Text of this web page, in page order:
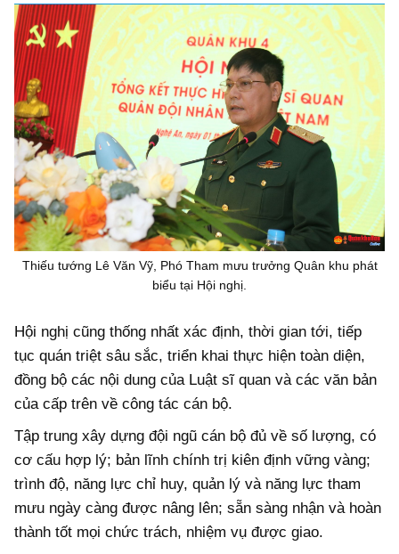
Thiếu tướng Lê Văn Vỹ, Phó Tham mưu trưởng Quân khu phát
biểu tại Hội nghị.
Hội nghị cũng thống nhất xác định, thời gian tới, tiếp
tục quán triệt sâu sắc, triển khai thực hiện toàn diện,
đồng bộ các nội dung của Luật sĩ quan và các văn bản
của cấp trên về công tác cán bộ.
Tập trung xây dựng đội ngũ cán bộ đủ về số lượng, có
cơ cấu hợp lý; bản lĩnh chính trị kiên định vững vàng;
trình độ, năng lực chỉ huy, quản lý và năng lực tham
mưu ngày càng được nâng lên; sẵn sàng nhận và hoàn
thành tốt mọi chức trách, nhiệm vụ được giao.